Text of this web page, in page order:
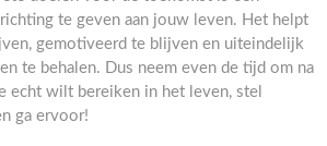
te geven aan jouw leven. Het helpt
gemotiveerd te blijven en uiteindelijk
te behalen. Dus neem even de tijd om na
echt wilt bereiken in het leven, stel
ga ervoor!